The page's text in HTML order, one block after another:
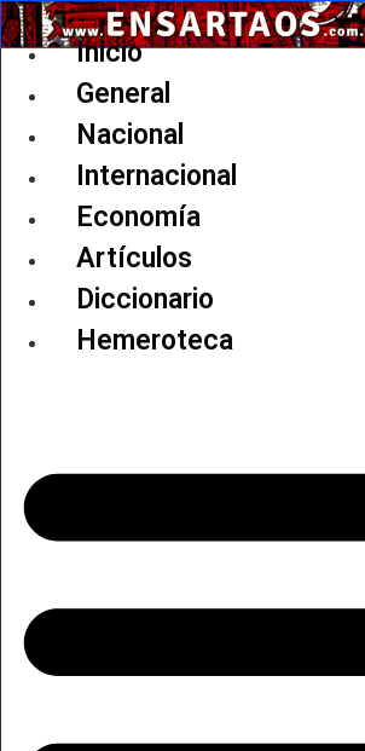
Ir
al
Inicio
General
Nacional
Internacional
Economía
Artículos
Diccionario
Hemeroteca